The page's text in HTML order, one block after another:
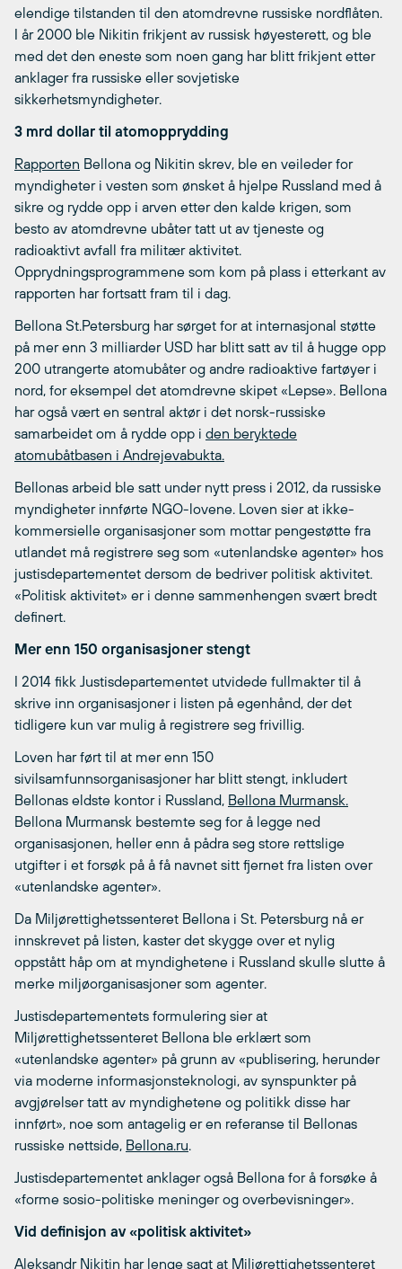
elendige tilstanden til den atomdrevne russiske nordflåten.
I år 2000 ble Nikitin frikjent av russisk høyesterett, og ble
med det den eneste som noen gang har blitt frikjent etter
anklager fra russiske eller sovjetiske
sikkerhetsmyndigheter.
3 mrd dollar til atomopprydding
Rapporten Bellona og Nikitin skrev, ble en veileder for
myndigheter i vesten som ønsket å hjelpe Russland med å
sikre og rydde opp i arven etter den kalde krigen, som
besto av atomdrevne ubåter tatt ut av tjeneste og
radioaktivt avfall fra militær aktivitet.
Opprydningsprogrammene som kom på plass i etterkant av
rapporten har fortsatt fram til i dag.
Bellona St.Petersburg har sørget for at internasjonal støtte
på mer enn 3 milliarder USD har blitt satt av til å hugge opp
200 utrangerte atomubåter og andre radioaktive fartøyer i
nord, for eksempel det atomdrevne skipet «Lepse». Bellona
har også vært en sentral aktør i det norsk-russiske
samarbeidet om å rydde opp i den beryktede
atomubåtbasen i Andrejevabukta.
Bellonas arbeid ble satt under nytt press i 2012, da russiske
myndigheter innførte NGO-lovene. Loven sier at ikke-
kommersielle organisasjoner som mottar pengestøtte fra
utlandet må registrere seg som «utenlandske agenter» hos
justisdepartementet dersom de bedriver politisk aktivitet.
«Politisk aktivitet» er i denne sammenhengen svært bredt
definert.
Mer enn 150 organisasjoner stengt
I 2014 fikk Justisdepartementet utvidede fullmakter til å
skrive inn organisasjoner i listen på egenhånd, der det
tidligere kun var mulig å registrere seg frivillig.
Loven har ført til at mer enn 150
sivilsamfunnsorganisasjoner har blitt stengt, inkludert
Bellonas eldste kontor i Russland, Bellona Murmansk.
Bellona Murmansk bestemte seg for å legge ned
organisasjonen, heller enn å pådra seg store rettslige
utgifter i et forsøk på å få navnet sitt fjernet fra listen over
«utenlandske agenter».
Da Miljørettighetssenteret Bellona i St. Petersburg nå er
innskrevet på listen, kaster det skygge over et nylig
oppstått håp om at myndighetene i Russland skulle slutte å
merke miljøorganisasjoner som agenter.
Justisdepartementets formulering sier at
Miljørettighetssenteret Bellona ble erklært som
«utenlandske agenter» på grunn av «publisering, herunder
via moderne informasjonsteknologi, av synspunkter på
avgjørelser tatt av myndighetene og politikk disse har
innført», noe som antagelig er en referanse til Bellonas
russiske nettside, Bellona.ru.
Justisdepartementet anklager også Bellona for å forsøke å
«forme sosio-politiske meninger og overbevisninger».
Vid definisjon av «politisk aktivitet»
Aleksandr Nikitin har lenge sagt at Miljørettighetssenteret